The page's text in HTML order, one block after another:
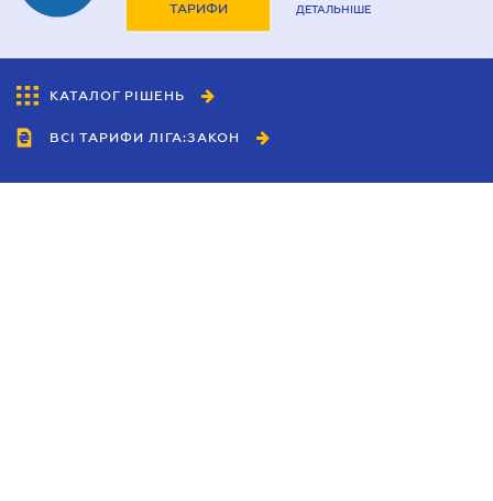
ТАРИФИ ДЕТАЛЬНІШЕ
КАТАЛОГ РІШЕНЬ
ВСІ ТАРИФИ ЛІГА:ЗАКОН